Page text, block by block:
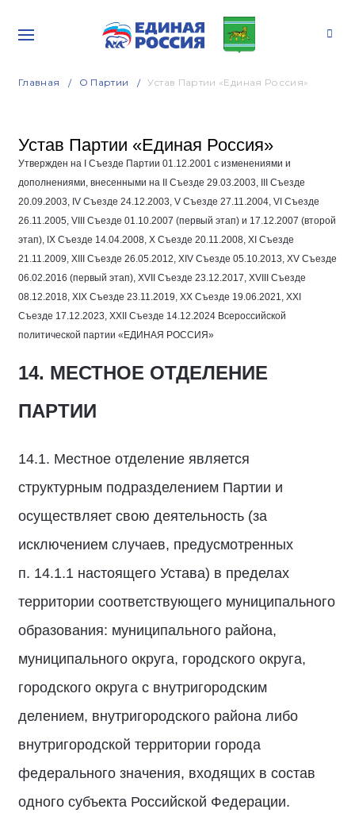
Главная О Партии Устав Партии «Единая Россия»
Устав Партии «Единая Россия»
Утвержден на I Съезде Партии 01.12.2001 с изменениями и
дополнениями, внесенными на II Съезде 29.03.2003, III Съезде
20.09.2003, IV Съезде 24.12.2003, V Съезде 27.11.2004, VI Съезде
26.11.2005, VIII Съезде 01.10.2007 (первый этап) и 17.12.2007 (второй
этап), IX Съезде 14.04.2008, Х Съезде 20.11.2008, ХI Съезде
21.11.2009, ХIII Съезде 26.05.2012, ХIV Съезде 05.10.2013, ХV Съезде
06.02.2016 (первый этап), XVII Съезде 23.12.2017, XVIII Съезде
08.12.2018, XIX Съезде 23.11.2019, XX Съезде 19.06.2021, XXI
Съезде 17.12.2023, XXII Съезде 14.12.2024 Всероссийской
политической партии «ЕДИНАЯ РОССИЯ»
14. МЕСТНОЕ ОТДЕЛЕНИЕ
ПАРТИИ
14.1. Местное отделение является
структурным подразделением Партии и
осуществляет свою деятельность (за
исключением случаев, предусмотренных
п. 14.1.1 настоящего Устава) в пределах
территории соответствующего муниципального
образования: муниципального района,
муниципального округа, городского округа,
городского округа с внутригородским
делением, внутригородского района либо
внутригородской территории города
федерального значения, входящих в состав
одного субъекта Российской Федерации.